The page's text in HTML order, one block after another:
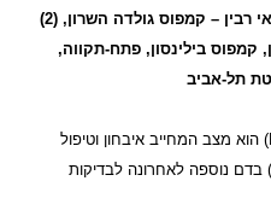
(1) המכון לרפואה גרעינית, מרכז רפואי רבין – קמפוס גולדה השרון, (2)
קמפוס בילינסון, פתח-תקווה,
תל-אביב
) הוא מצב המחייב איבחון וטיפול
) בדם נוספה לאחרונה לבדיקות